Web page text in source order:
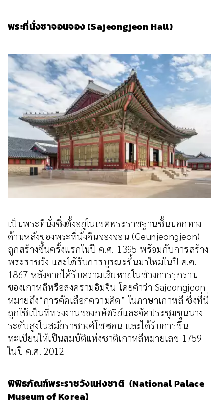
พระที่นั่งซาจอนจอง (Sajeongjeon Hall)
เป็นพระที่นั่งซึ่งตั้งอยู่ในเขตพระราชฐานชั้นนอกทาง
ด้านหลังของพระที่นั่งคึนจองจอน (Geunjeongjeon)
ถูกสร้างขึ้นครั้งแรกในปี ค.ศ. 1395 พร้อมกับการสร้าง
พระราชวัง และได้รับการบูรณะขึ้นมาใหม่ในปี ค.ศ.
1867 หลังจากได้รับความเสียหายในช่วงการรุกราน
ของเกาหลีหรือสงครามอิมจิน โดยคำว่า Sajeongjeon
หมายถึง“การคัดเลือกความคิด” ในภาษาเกาหลี ซึ่งที่นี่
ถูกใช้เป็นที่ทรงงานของกษัตริย์และจัดประชุมขุนนาง
ระดับสูงในสมัยราชวงศ์โชซอน และได้รับการขึ้น
ทะเบียนให้เป็นสมบัติแห่งชาติเกาหลีหมายเลข 1759
ในปี ค.ศ. 2012
พิพิธภัณฑ์พระราชวังแห่งชาติ (National Palace
Museum of Korea)